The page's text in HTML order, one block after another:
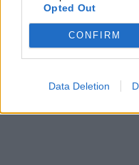
Opted Out
CONFIRM
Data Deletion